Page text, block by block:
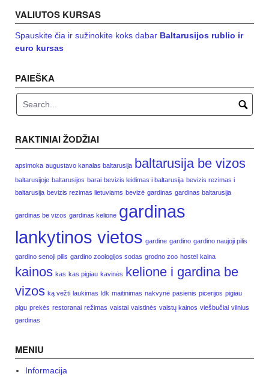
VALIUTOS KURSAS
Spauskite čia ir sužinokite koks dabar Baltarusijos rublio ir
euro kursas
PAIEŠKA
RAKTINIAI ŽODŽIAI
apsimoka augustavo kanalas baltarusija baltarusija be vizos
baltarusijoje baltarusijos barai bevizis leidimas i baltarusija bevizis rezimas i
baltarusija bevizis rezimas lietuviams bevizė gardinas gardinas baltarusija
gardinas be vizos gardinas kelione gardinas
lankytinos vietos gardine gardino gardino naujoji pilis
gardino senoji pilis gardino zoologijos sodas grodno zoo hostel kaina
kainos kas kas pigiau kavinės kelione i gardina be
vizos ką vežti laukimas ldk maitinimas nakvynė pasienis picerijos pigiau
pigu prekės restoranai režimas vaistai vaistinės vaistų kainos viešbučiai vilnius
gardinas
MENIU
Informacija